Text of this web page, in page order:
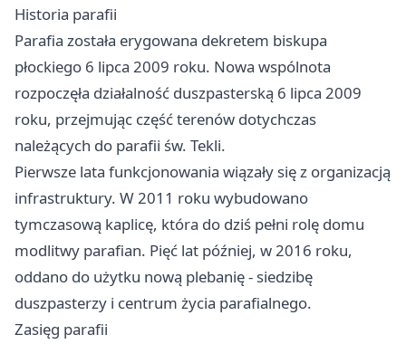
Historia parafii
Parafia została erygowana dekretem biskupa
płockiego 6 lipca 2009 roku. Nowa wspólnota
rozpoczęła działalność duszpasterską 6 lipca 2009
roku, przejmując część terenów dotychczas
należących do parafii św. Tekli.
Pierwsze lata funkcjonowania wiązały się z organizacją
infrastruktury. W 2011 roku wybudowano
tymczasową kaplicę, która do dziś pełni rolę domu
modlitwy parafian. Pięć lat później, w 2016 roku,
oddano do użytku nową plebanię - siedzibę
duszpasterzy i centrum życia parafialnego.
Zasięg parafii